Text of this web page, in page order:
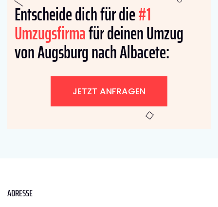
Entscheide dich für die#1
Umzugsfirmafür deinen Umzug
von Augsburg nach Albacete:
JETZT ANFRAGEN
ADRESSE